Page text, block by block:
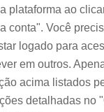
plataforma ao
conta". Você
logado para
em outros.
acima listados
detalhadas no